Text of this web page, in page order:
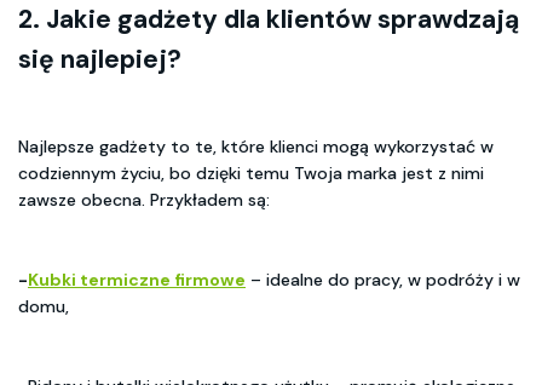
2. Jakie gadżety dla klientów sprawdzają
się najlepiej?
Najlepsze gadżety to te, które klienci mogą wykorzystać w
codziennym życiu, bo dzięki temu Twoja marka jest z nimi
zawsze obecna. Przykładem są:
-Kubki termiczne firmowe – idealne do pracy, w podróży i w
domu,